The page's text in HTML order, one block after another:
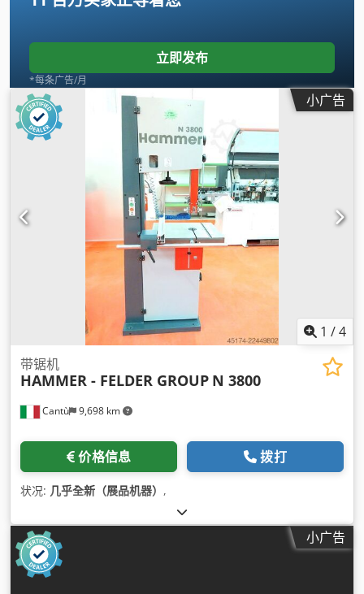
立即发布
*每条广告/月
小广告
1 /4
Cantù 9,698 km
带锯机
HAMMER - FELDER GROUP N 3800
价格信息 拨打
状况: 几乎全新（展品机器） ,
小广告